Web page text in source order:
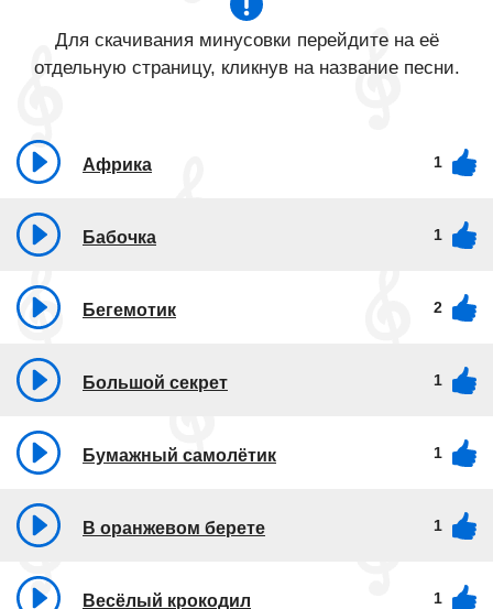
Для скачивания минусовки перейдите на её
отдельную страницу, кликнув на название песни.
Африка 1
Бабочка 1
Бегемотик 2
Большой секрет 1
Бумажный самолётик 1
В оранжевом берете 1
Весёлый крокодил 1